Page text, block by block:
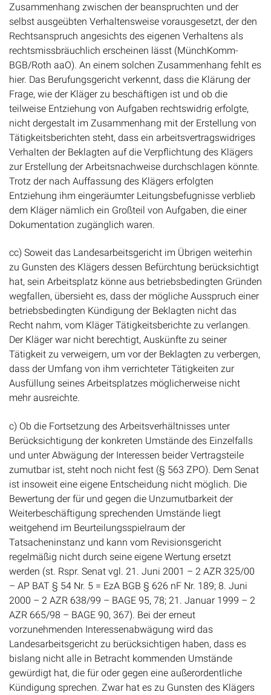
Zusammenhang zwischen der beanspruchten und der
selbst ausgeübten Verhaltensweise vorausgesetzt, der den
Rechtsanspruch angesichts des eigenen Verhaltens als
rechtsmissbräuchlich erscheinen lässt (MünchKomm-
BGB/Roth aaO). An einem solchen Zusammenhang fehlt es
hier. Das Berufungsgericht verkennt, dass die Klärung der
Frage, wie der Kläger zu beschäftigen ist und ob die
teilweise Entziehung von Aufgaben rechtswidrig erfolgte,
nicht dergestalt im Zusammenhang mit der Erstellung von
Tätigkeitsberichten steht, dass ein arbeitsvertragswidriges
Verhalten der Beklagten auf die Verpflichtung des Klägers
zur Erstellung der Arbeitsnachweise durchschlagen könnte.
Trotz der nach Auffassung des Klägers erfolgten
Entziehung ihm eingeräumter Leitungsbefugnisse verblieb
dem Kläger nämlich ein Großteil von Aufgaben, die einer
Dokumentation zugänglich waren.
cc) Soweit das Landesarbeitsgericht im Übrigen weiterhin
zu Gunsten des Klägers dessen Befürchtung berücksichtigt
hat, sein Arbeitsplatz könne aus betriebsbedingten Gründen
wegfallen, übersieht es, dass der mögliche Ausspruch einer
betriebsbedingten Kündigung der Beklagten nicht das
Recht nahm, vom Kläger Tätigkeitsberichte zu verlangen.
Der Kläger war nicht berechtigt, Auskünfte zu seiner
Tätigkeit zu verweigern, um vor der Beklagten zu verbergen,
dass der Umfang von ihm verrichteter Tätigkeiten zur
Ausfüllung seines Arbeitsplatzes möglicherweise nicht
mehr ausreichte.
c) Ob die Fortsetzung des Arbeitsverhältnisses unter
Berücksichtigung der konkreten Umstände des Einzelfalls
und unter Abwägung der Interessen beider Vertragsteile
zumutbar ist, steht noch nicht fest (§ 563 ZPO). Dem Senat
ist insoweit eine eigene Entscheidung nicht möglich. Die
Bewertung der für und gegen die Unzumutbarkeit der
Weiterbeschäftigung sprechenden Umstände liegt
weitgehend im Beurteilungsspielraum der
Tatsacheninstanz und kann vom Revisionsgericht
regelmäßig nicht durch seine eigene Wertung ersetzt
werden (st. Rspr. Senat vgl. 21. Juni 2001 – 2 AZR 325/00
– AP BAT § 54 Nr. 5 = EzA BGB § 626 nF Nr. 189; 8. Juni
2000 – 2 AZR 638/99 – BAGE 95, 78; 21. Januar 1999 – 2
AZR 665/98 – BAGE 90, 367). Bei der erneut
vorzunehmenden Interessenabwägung wird das
Landesarbeitsgericht zu berücksichtigen haben, dass es
bislang nicht alle in Betracht kommenden Umstände
gewürdigt hat, die für oder gegen eine außerordentliche
Kündigung sprechen. Zwar hat es zu Gunsten des Klägers